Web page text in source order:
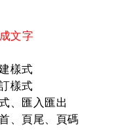
文字
樣式
樣式
、匯入匯出
、頁尾、頁碼